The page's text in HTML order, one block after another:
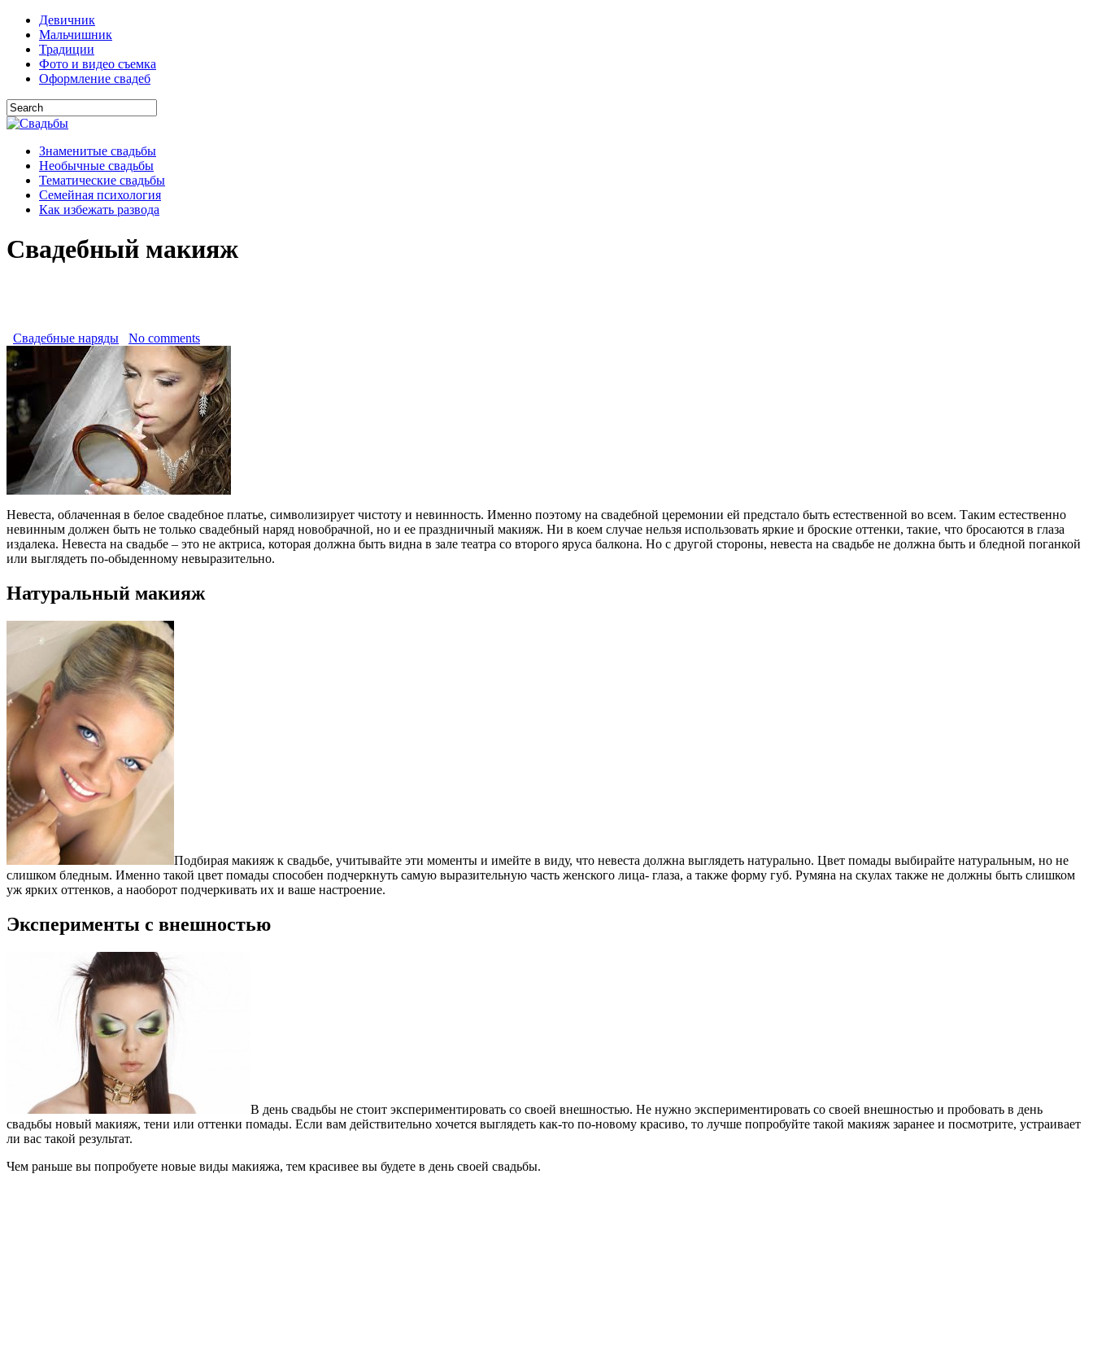
Девичник
Мальчишник
Традиции
Фото и видео съемка
Оформление свадеб
Знаменитые свадьбы
Необычные свадьбы
Тематические свадьбы
Семейная психология
Как избежать развода
Свадебный макияж
Свадебные наряды No comments
Невеста, облаченная в белое свадебное платье, символизирует чистоту и невинность. Именно поэтому на свадебной церемонии ей предстало быть естественной во всем. Таким естественно
невинным должен быть не только свадебный наряд новобрачной, но и ее праздничный макияж. Ни в коем случае нельзя использовать яркие и броские оттенки, такие, что бросаются в глаза
издалека. Невеста на свадьбе – это не актриса, которая должна быть видна в зале театра со второго яруса балкона. Но с другой стороны, невеста на свадьбе не должна быть и бледной поганкой
или выглядеть по-обыденному невыразительно.
Натуральный макияж
Подбирая макияж к свадьбе, учитывайте эти моменты и имейте в виду, что невеста должна выглядеть натурально. Цвет помады выбирайте натуральным, но не
слишком бледным. Именно такой цвет помады способен подчеркнуть самую выразительную часть женского лица- глаза, а также форму губ. Румяна на скулах также не должны быть слишком
уж ярких оттенков, а наоборот подчеркивать их и ваше настроение.
Эксперименты с внешностью
В день свадьбы не стоит экспериментировать со своей внешностью. Не нужно экспериментировать со своей внешностью и пробовать в день
свадьбы новый макияж, тени или оттенки помады. Если вам действительно хочется выглядеть как-то по-новому красиво, то лучше попробуйте такой макияж заранее и посмотрите, устраивает
ли вас такой результат.
Чем раньше вы попробуете новые виды макияжа, тем красивее вы будете в день своей свадьбы.